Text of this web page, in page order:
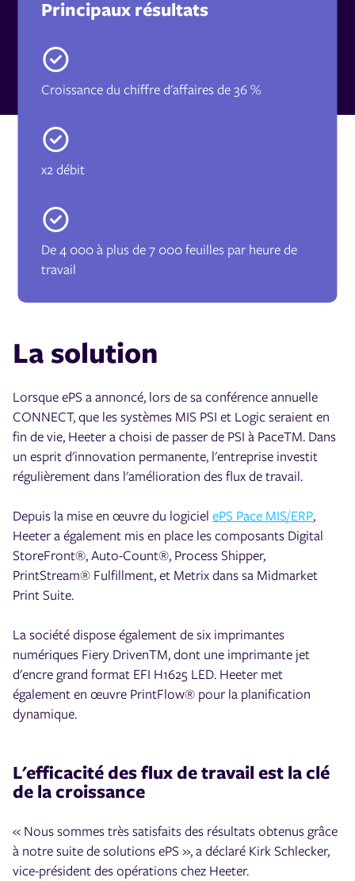
Principaux résultats
Croissance du chiffre d'affaires de 36 %
x2 débit
De 4 000 à plus de 7 000 feuilles par heure de
travail
La solution
Lorsque ePS a annoncé, lors de sa conférence annuelle
CONNECT, que les systèmes MIS PSI et Logic seraient en
fin de vie, Heeter a choisi de passer de PSI à PaceTM. Dans
un esprit d'innovation permanente, l'entreprise investit
régulièrement dans l'amélioration des flux de travail.
Depuis la mise en œuvre du logiciel ePS Pace MIS/ERP,
Heeter a également mis en place les composants Digital
StoreFront®, Auto-Count®, Process Shipper,
PrintStream® Fulfillment, et Metrix dans sa Midmarket
Print Suite.
La société dispose également de six imprimantes
numériques Fiery DrivenTM, dont une imprimante jet
d'encre grand format EFI H1625 LED. Heeter met
également en œuvre PrintFlow® pour la planification
dynamique.
L'efficacité des flux de travail est la clé
de la croissance
« Nous sommes très satisfaits des résultats obtenus grâce
à notre suite de solutions ePS », a déclaré Kirk Schlecker,
vice-président des opérations chez Heeter.